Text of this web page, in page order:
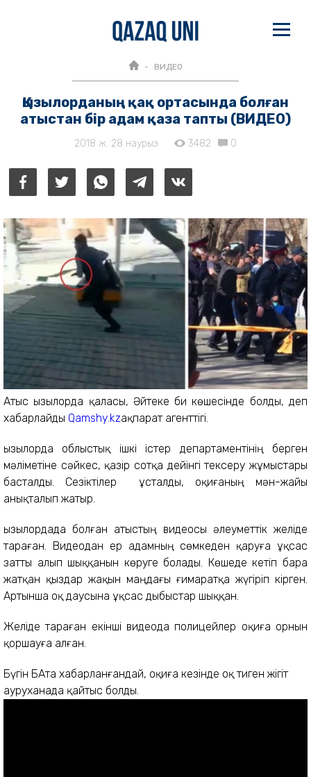
ВИДЕО
Қызылорданың қақ ортасында болған
атыстан бір адам қаза тапты (ВИДЕО)
2018 ж. 28 наурыз 3482 0
Атыс Қызылорда қаласы, Әйтеке би көшесінде болды, деп
хабарлайды Qamshy.kzақпарат агенттігі.
Қызылорда облыстық ішкі істер департаментінің берген
мәліметіне сәйкес, қазір сотқа дейінгі тексеру жұмыстары
басталды. Сезіктілер ұсталды, оқиғаның мән-жайы
анықталып жатыр.
Қызылордада болған атыстың видеосы әлеуметтік желіде
тараған. Видеодан ер адамның сөмкеден қаруға ұқсас
затты алып шыққанын көруге болады. Көшеде кетіп бара
жатқан қыздар жақын маңдағы ғимаратқа жүгіріп кірген.
Артынша оқ даусына ұқсас дыбыстар шыққан.
Желіде тараған екінші видеода полицейлер оқиға орнын
қоршауға алған.
Бүгін БАҚта хабарланғандай, оқиға кезінде оқ тиген жігіт
ауруханада қайтыс болды.